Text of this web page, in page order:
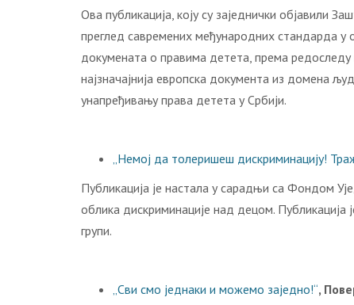
Ова публикација, коју су заједнички објавили
преглед савремених међународних стандарда
докумената о правима детета, према
најзначајнија европска документа из домена
унапређивању права детета у Србији.
„Немој да толеришеш дискриминацију!
Публикација је настала у сарадњи са Фондом
облика дискриминације над децом.
групи.
„Сви смо једнаки и можемо заједно!“,